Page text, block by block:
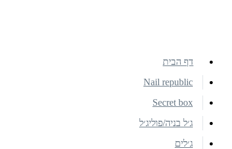
דף הבית
Nail republic
Secret box
ג׳ל בניה/פוליג׳ל
ג׳לים